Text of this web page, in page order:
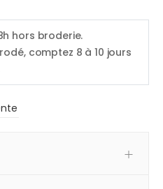
hors broderie.
comptez 8 à 10 jours